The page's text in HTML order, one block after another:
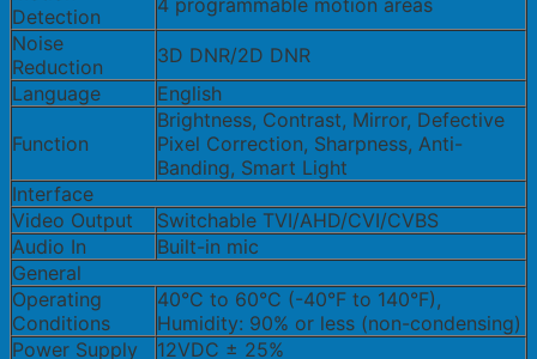
Detection
4 programmable motion areas
Noise
Reduction
3D DNR/2D DNR
Language
English
Function
Brightness, Contrast, Mirror, Defective
Pixel Correction, Sharpness, Anti-
Banding, Smart Light
Interface
Video Output
Switchable TVI/AHD/CVI/CVBS
Audio In
Built-in mic
General
Operating
Conditions
40°C to 60°C (-40°F to 140°F),
Humidity: 90% or less (non-condensing)
Power Supply
12VDC ± 25%